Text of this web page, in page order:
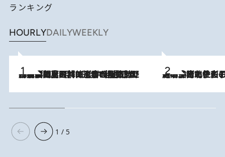
ランキング
HOURLYDAILYWEEKLY
2026.8.8
「最後に見られてよかった」上野動物園の東園パンダ舎が解体前に特別公開。8月16日まで延長されたパネル展と共に辿る“半世紀”のパンダ飼育《解体工事の図面あり》 2026.8.3
《「文士の子ども被害者の会」発足！》阿川佐和子（72）が語る遠藤周作に北杜夫、劇作家・矢代静一の子どもたちの“文豪プライベート事件簿”
1 / 5